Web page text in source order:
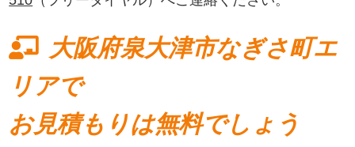
大阪府泉大津市なぎさ町エ
リアで
お見積もりは無料でしょう